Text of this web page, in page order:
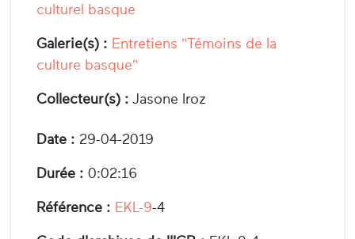
culturel basque
Galerie(s) : Entretiens "Témoins de la
culture basque"
Collecteur(s) : Jasone Iroz
Date : 29-04-2019
Durée : 0:02:16
Référence : EKL-9-4